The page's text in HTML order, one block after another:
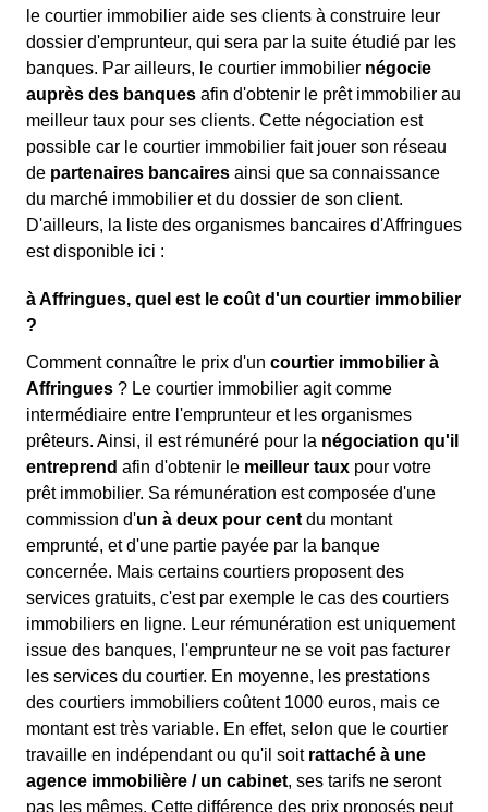
le courtier immobilier aide ses clients à construire leur
dossier d'emprunteur, qui sera par la suite étudié par les
banques. Par ailleurs, le courtier immobilier négocie
auprès des banques afin d'obtenir le prêt immobilier au
meilleur taux pour ses clients. Cette négociation est
possible car le courtier immobilier fait jouer son réseau
de partenaires bancaires ainsi que sa connaissance
du marché immobilier et du dossier de son client.
D'ailleurs, la liste des organismes bancaires d'Affringues
est disponible ici :
à Affringues, quel est le coût d'un courtier immobilier
?
Comment connaître le prix d'un courtier immobilier à
Affringues ? Le courtier immobilier agit comme
intermédiaire entre l'emprunteur et les organismes
prêteurs. Ainsi, il est rémunéré pour la négociation qu'il
entreprend afin d'obtenir le meilleur taux pour votre
prêt immobilier. Sa rémunération est composée d'une
commission d'un à deux pour cent du montant
emprunté, et d'une partie payée par la banque
concernée. Mais certains courtiers proposent des
services gratuits, c'est par exemple le cas des courtiers
immobiliers en ligne. Leur rémunération est uniquement
issue des banques, l'emprunteur ne se voit pas facturer
les services du courtier. En moyenne, les prestations
des courtiers immobiliers coûtent 1000 euros, mais ce
montant est très variable. En effet, selon que le courtier
travaille en indépendant ou qu'il soit rattaché à une
agence immobilière / un cabinet, ses tarifs ne seront
pas les mêmes. Cette différence des prix proposés peut